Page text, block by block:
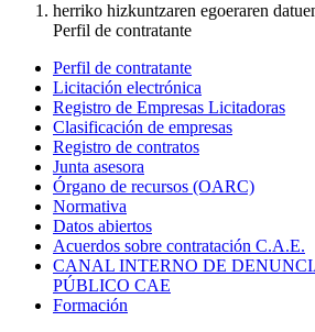
herriko hizkuntzaren egoeraren
Perfil de contratante
Perfil de contratante
Licitación electrónica
Registro de Empresas Licitadoras
Clasificación de empresas
Registro de contratos
Junta asesora
Órgano de recursos (OARC)
Normativa
Datos abiertos
Acuerdos sobre contratación C.A.E.
CANAL INTERNO DE
PÚBLICO CAE
Formación